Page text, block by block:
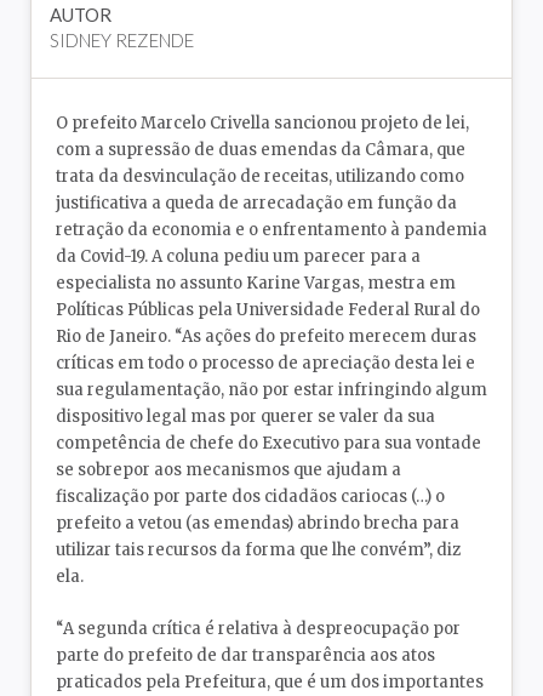
AUTOR
SIDNEY REZENDE
O prefeito Marcelo Crivella sancionou projeto de lei,
com a supressão de duas emendas da Câmara, que
trata da desvinculação de receitas, utilizando como
justificativa a queda de arrecadação em função da
retração da economia e o enfrentamento à pandemia
da Covid-19. A coluna pediu um parecer para a
especialista no assunto Karine Vargas, mestra em
Políticas Públicas pela Universidade Federal Rural do
Rio de Janeiro. “As ações do prefeito merecem duras
críticas em todo o processo de apreciação desta lei e
sua regulamentação, não por estar infringindo algum
dispositivo legal mas por querer se valer da sua
competência de chefe do Executivo para sua vontade
se sobrepor aos mecanismos que ajudam a
fiscalização por parte dos cidadãos cariocas (…) o
prefeito a vetou (as emendas) abrindo brecha para
utilizar tais recursos da forma que lhe convém”, diz
ela.
“A segunda crítica é relativa à despreocupação por
parte do prefeito de dar transparência aos atos
praticados pela Prefeitura, que é um dos importantes